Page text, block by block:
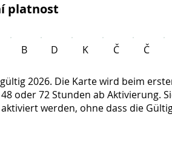
platnost
B D K Č Č
2026. Die Karte wird beim
oder 72 Stunden ab Aktivierung.
werden, ohne dass die